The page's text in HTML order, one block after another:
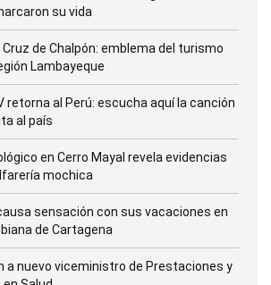
su vida
Cruz de Chalpón: emblema del turismo
Lambayeque
retorna al Perú: escucha aquí la canción
al país
en Cerro Mayal revela evidencias
mochica
sensación con sus vacaciones en
de Cartagena
a nuevo viceministro de Prestaciones y